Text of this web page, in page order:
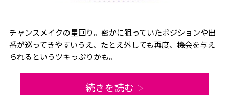
チャンスメイクの星回り。密かに狙っていたポジションや出
番が巡ってきやすいうえ、たとえ外しても再度、機会を与え
られるというツキっぷりかも。
続きを読む ▷